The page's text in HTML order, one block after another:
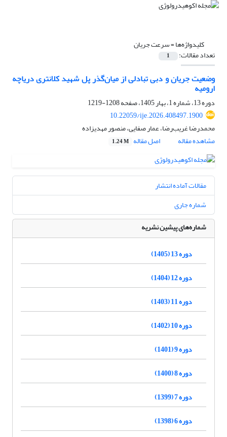
کلیدواژه‌ها =سرعت جریان
تعداد مقالات: 1
وضعیت جریان و دبی تبادلی از میان‌گذر پل شهید کلانتری دریاچه
ارومیه
دوره 13، شماره 1، بهار 1405، صفحه
1208-1219
10.22059/ije.2026.408497.1900
محمدرضا غریب‌رضا، عمار صفایی، منصور مهدیزاده
مشاهده مقاله
اصل مقاله 1.24 M
مقالات آماده انتشار
شماره جاری
شماره‌های پیشین نشریه
دوره 13 (1405)
دوره 12 (1404)
دوره 11 (1403)
دوره 10 (1402)
دوره 9 (1401)
دوره 8 (1400)
دوره 7 (1399)
دوره 6 (1398)